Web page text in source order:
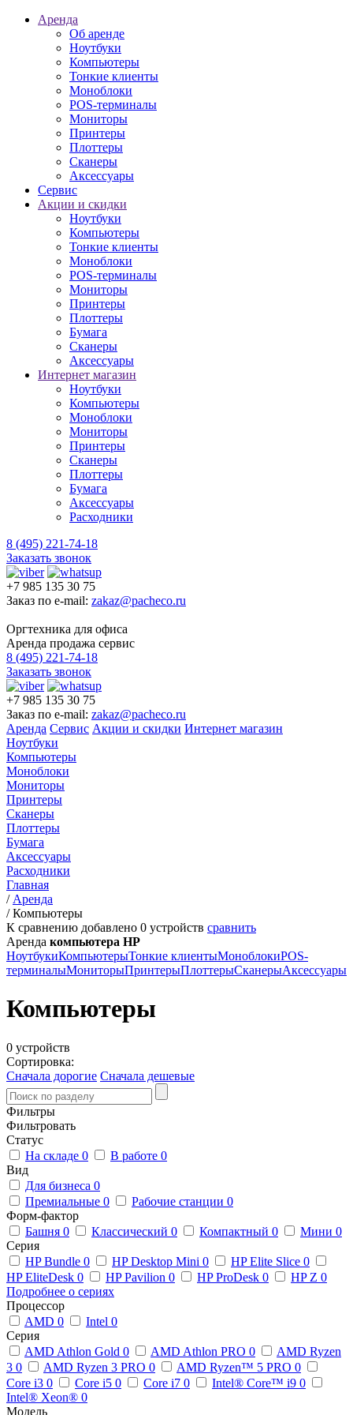
Аренда
Об аренде
Ноутбуки
Компьютеры
Тонкие клиенты
Моноблоки
POS-терминалы
Мониторы
Принтеры
Плоттеры
Сканеры
Аксессуары
Сервис
Акции и скидки
Ноутбуки
Компьютеры
Тонкие клиенты
Моноблоки
POS-терминалы
Мониторы
Принтеры
Плоттеры
Бумага
Сканеры
Аксессуары
Интернет магазин
Ноутбуки
Компьютеры
Моноблоки
Мониторы
Принтеры
Сканеры
Плоттеры
Бумага
Аксессуары
Расходники
8 (495) 221-74-18
Заказать звонок
+7 985 135 30 75
Заказ по e-mail: zakaz@pacheco.ru
Оргтехника для офиса
Аренда продажа сервис
8 (495) 221-74-18
Заказать звонок
+7 985 135 30 75
Заказ по e-mail: zakaz@pacheco.ru
Аренда Сервис Акции и скидки Интернет магазин
Ноутбуки
Компьютеры
Моноблоки
Мониторы
Принтеры
Сканеры
Плоттеры
Бумага
Аксессуары
Расходники
Главная
/ Аренда
/Компьютеры
К сравнению добавлено 0 устройств сравнить
Аренда компьютера HP
НоутбукиКомпьютерыТонкие клиентыМоноблокиPOS-
терминалыМониторыПринтерыПлоттерыСканерыАксессуары
Компьютеры
0 устройств
Сортировка:
Сначала дорогие Сначала дешевые
Фильтры
Фильтровать
Статус
На складе 0 В работе 0
Вид
Для бизнеса 0
Премиальные 0 Рабочие станции 0
Форм-фактор
Башня 0 Классический 0 Компактный 0 Мини 0
Серия
HP Bundle 0 HP Desktop Mini 0 HP Elite Slice 0
HP EliteDesk 0 HP Pavilion 0 HP ProDesk 0 HP Z 0
Подробнее о сериях
Процессор
AMD 0 Intel 0
Серия
AMD Athlon Gold 0 AMD Athlon PRO 0
AMD Ryzen
3 0 AMD Ryzen 3 PRO 0 AMD Ryzen™ 5 PRO 0
Core i3 0 Core i5 0 Core i7 0 Intel® Core™ i9 0
Intel® Xeon® 0
Модель